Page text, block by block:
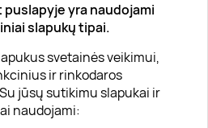
yra naudojami
slapukų tipai.
svetainės veikimui,
ir rinkodaros
jūsų sutikimu slapukai ir
naudojami: